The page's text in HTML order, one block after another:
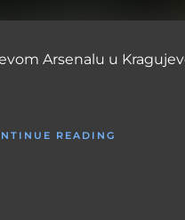
Arsenalu u
READING